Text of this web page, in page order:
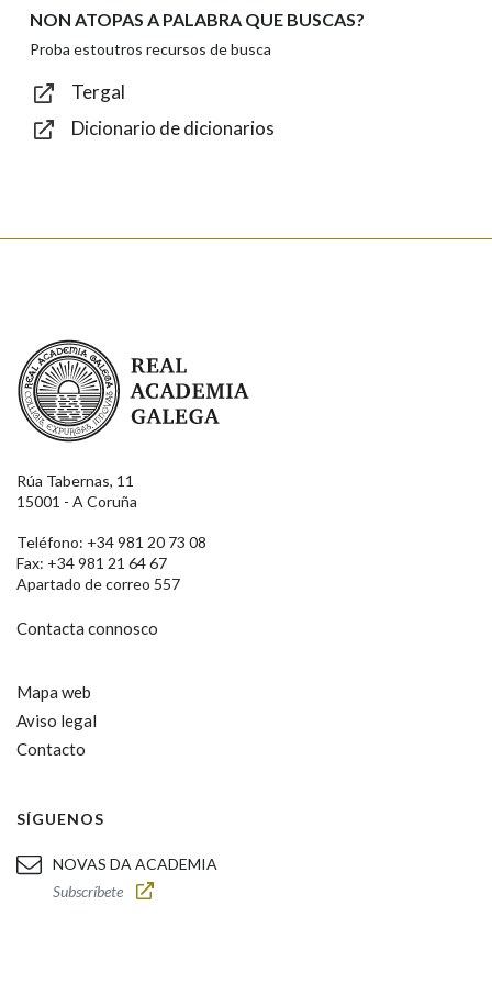
Texto de verificación
NON ATOPAS A PALABRA QUE BUSCAS?
Proba estoutros recursos de busca
Tergal
Dicionario de dicionarios
Real Academia Galega
Rúa Tabernas, 11
15001 - A Coruña
Teléfono: +34 981 20 73 08
Fax: +34 981 21 64 67
Apartado de correo 557
Contacta connosco
Mapa web
Aviso legal
Contacto
SÍGUENOS
NOVAS DA ACADEMIA
Subscríbete